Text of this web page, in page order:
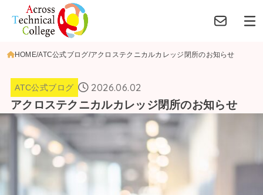
HOME ATC公式ブログ アクロステクニカルカレッジ閉所のお知らせ
ATC公式ブログ
2026.06.02
アクロステクニカルカレッジ閉所のお知らせ